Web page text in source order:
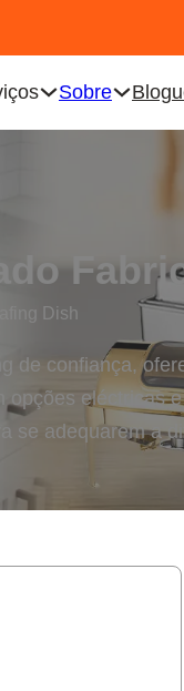
Sobre
Dish
confiança,
eléctricas
se adequarem a